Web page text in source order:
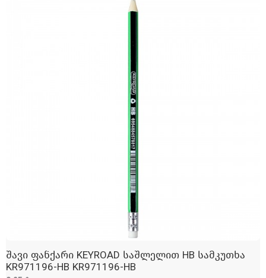
ᲓᲐᲛᲐᲢᲔᲑᲐ
შავი ფანქარი KEYROAD საშლელით HB სამკუთხა
KR971196-HB KR971196-HB